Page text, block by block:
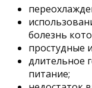
болезнь
простудные
длительное
питание;